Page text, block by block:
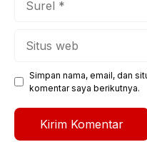
Simpan nama, email, dan
komentar saya berikutnya.